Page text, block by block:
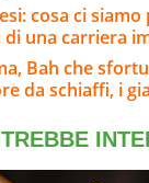
cosa ci
di una carriera
Bah che
da schiaffi, i